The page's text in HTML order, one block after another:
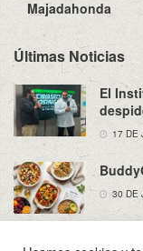
Majadahonda
Últimas Noticias
El
17 DE
30 DE